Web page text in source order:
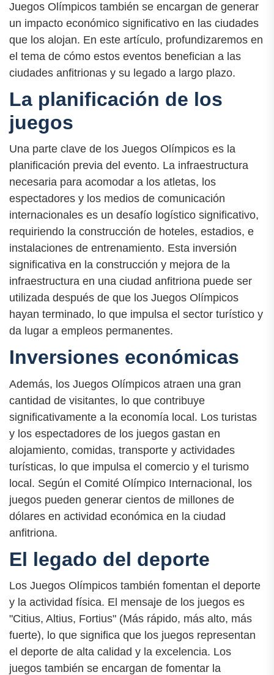
Juegos Olímpicos también se encargan de generar
un impacto económico significativo en las ciudades
que los alojan. En este artículo, profundizaremos en
el tema de cómo estos eventos benefician a las
ciudades anfitrionas y su legado a largo plazo.
La planificación de los
juegos
Una parte clave de los Juegos Olímpicos es la
planificación previa del evento. La infraestructura
necesaria para acomodar a los atletas, los
espectadores y los medios de comunicación
internacionales es un desafío logístico significativo,
requiriendo la construcción de hoteles, estadios, e
instalaciones de entrenamiento. Esta inversión
significativa en la construcción y mejora de la
infraestructura en una ciudad anfitriona puede ser
utilizada después de que los Juegos Olímpicos
hayan terminado, lo que impulsa el sector turístico y
da lugar a empleos permanentes.
Inversiones económicas
Además, los Juegos Olímpicos atraen una gran
cantidad de visitantes, lo que contribuye
significativamente a la economía local. Los turistas
y los espectadores de los juegos gastan en
alojamiento, comidas, transporte y actividades
turísticas, lo que impulsa el comercio y el turismo
local. Según el Comité Olímpico Internacional, los
juegos pueden generar cientos de millones de
dólares en actividad económica en la ciudad
anfitriona.
El legado del deporte
Los Juegos Olímpicos también fomentan el deporte
y la actividad física. El mensaje de los juegos es
"Citius, Altius, Fortius" (Más rápido, más alto, más
fuerte), lo que significa que los juegos representan
el deporte de alta calidad y la excelencia. Los
juegos también se encargan de fomentar la